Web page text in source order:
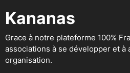
Kananas
Grace à notre plateforme 100%
associations à se développer et à
organisation.